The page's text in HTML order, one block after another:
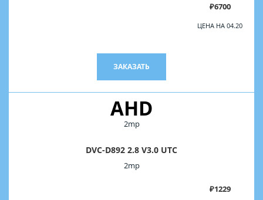
₽6700
ЦЕНА НА 04.20
ЗАКАЗАТЬ
AHD
2mp
DVC-D892 2.8 V3.0 UTC
2mp
₽1229